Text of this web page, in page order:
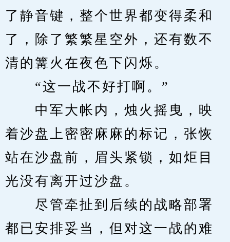
了静音键，整个世界都变得柔和
了，除了繁繁星空外，还有数不
清的篝火在夜色下闪烁。
“这一战不好打啊。”
中军大帐内，烛火摇曳，映
着沙盘上密密麻麻的标记，张恢
站在沙盘前，眉头紧锁，如炬目
光没有离开过沙盘。
尽管牵扯到后续的战略部署
都已安排妥当，但对这一战的难